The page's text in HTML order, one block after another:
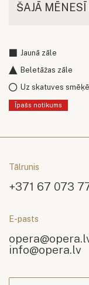
ŠAJĀ
Jaunā zāle
Beletāžas zāle
Uz skatuves smēķē
Īpašs notikums
Tālrunis
+371 67 073
E-pasts
info@opera.lv